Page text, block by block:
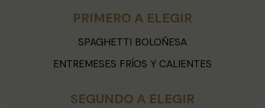
PRIMERO A ELEGIR
SPAGHETTI BOLOÑESA
ENTREMESES FRÍOS Y CALIENTES
SEGUNDO A ELEGIR